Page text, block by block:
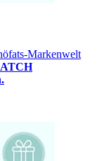
Markenwelt